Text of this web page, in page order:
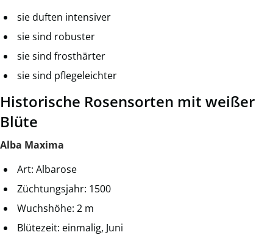
sie duften intensiver
sie sind robuster
sie sind frosthärter
sie sind pflegeleichter
Historische Rosensorten mit weißer
Blüte
Alba Maxima
Art: Albarose
Züchtungsjahr: 1500
Wuchshöhe: 2 m
Blütezeit: einmalig, Juni